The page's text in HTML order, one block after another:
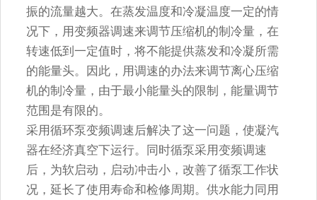
振的流量越大。在蒸发温度和冷凝温度一定的情
况下，用变频器调速来调节压缩机的制冷量，在
转速低到一定值时，将不能提供蒸发和冷凝所需
的能量头。因此，用调速的办法来调节离心压缩
机的制冷量，由于最小能量头的限制，能量调节
范围是有限的。
采用循环泵变频调速后解决了这一问题，使凝汽
器在经济真空下运行。同时循泵采用变频调速
后，为软启动，启动冲击小，改善了循泵工作状
况，延长了使用寿命和检修周期。供水能力同用